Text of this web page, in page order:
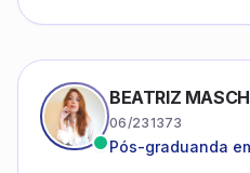
BEATRIZ
06/231373
Pós-graduanda